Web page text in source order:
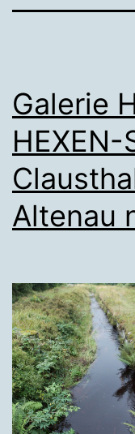
Galerie
HEXEN-
Altenau